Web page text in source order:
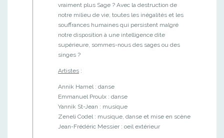
vraiment plus Sage ? Avec la destruction de
notre milieu de vie, toutes les inégalités et les
souffrances humaines qui persistent malgré
notre disposition à une intelligence dite
supérieure, sommes-nous des sages ou des
singes ?
Artistes :
Annik Hamel : danse
Emmanuel Proulx : danse
Yannik St-Jean : musique
Zeneli Codel : musique, danse et mise en scène
Jean-Frédéric Messier : oeil extérieur